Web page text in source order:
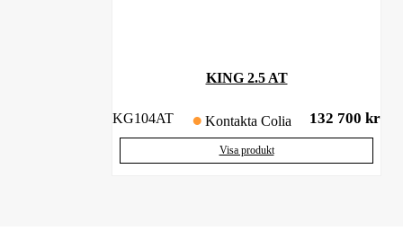
KING 2.5 AT
KG104AT Kontakta Colia 132 700 kr
Visa produkt